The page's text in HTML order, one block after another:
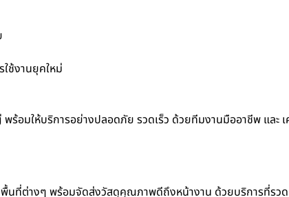
ช้งานยุคใหม่
อมให้บริการอย่างปลอดภัย รวดเร็ว ด้วยทีมงานมืออาชีพ และ
นที่ต่างๆ พร้อมจัดส่งวัสดุคุณภาพดีถึงหน้างาน ด้วยบริการที่รวด